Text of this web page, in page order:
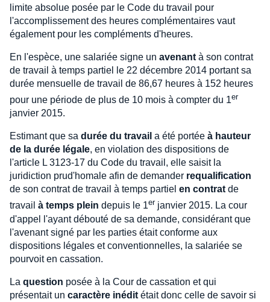
limite absolue posée par le Code du travail pour
l'accomplissement des heures complémentaires vaut
également pour les compléments d'heures.
En l'espèce, une salariée signe un avenant à son contrat
de travail à temps partiel le 22 décembre 2014 portant sa
durée mensuelle de travail de 86,67 heures à 152 heures
pour une période de plus de 10 mois à compter du 1er
janvier 2015.
Estimant que sa durée du travail a été portée à hauteur
de la durée légale, en violation des dispositions de
l'article L 3123-17 du Code du travail, elle saisit la
juridiction prud'homale afin de demander requalification
de son contrat de travail à temps partiel en contrat de
travail à temps plein depuis le 1er janvier 2015. La cour
d'appel l'ayant débouté de sa demande, considérant que
l'avenant signé par les parties était conforme aux
dispositions légales et conventionnelles, la salariée se
pourvoit en cassation.
La question posée à la Cour de cassation et qui
présentait un caractère inédit était donc celle de savoir si